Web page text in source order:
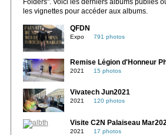
Folders". Voici les derniers albums publiés
les vignettes pour accéder aux albums.
QFDN
Expo 791 photos
Remise Légion d'Honneur
2021 15 photos
Vivatech Jun2021
2021 120 photos
Visite C2N Palaiseau
2021 17 photos